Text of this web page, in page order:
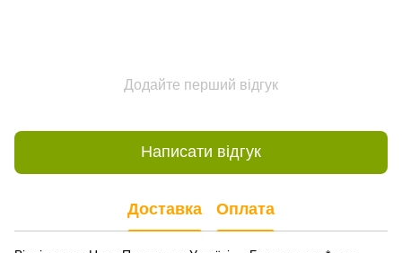
Додайте перший відгук
Написати відгук
Доставка Оплата